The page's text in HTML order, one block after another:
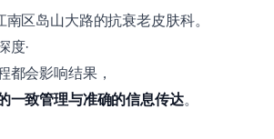
区岛山大路的抗衰老皮肤科。
度·
都会影响结果，
一致管理与准确的信息传达。